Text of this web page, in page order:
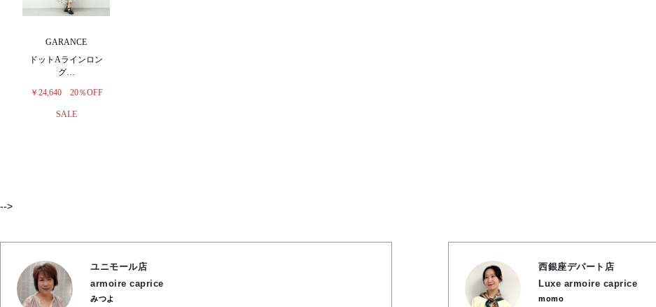
GARANCE
ドットAラインロン
グ…
￥24,640 20％OFF
SALE
-->
ユニモール店
armoire caprice
みつよ
西銀座デパート店
Luxe armoire caprice
momo